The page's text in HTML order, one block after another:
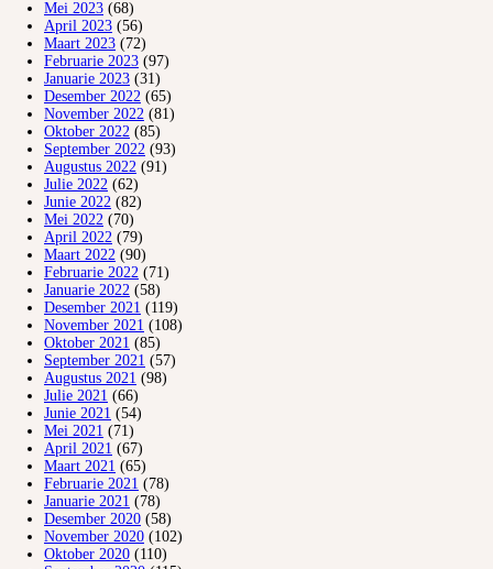
Mei 2023 (68)
April 2023 (56)
Maart 2023 (72)
Februarie 2023 (97)
Januarie 2023 (31)
Desember 2022 (65)
November 2022 (81)
Oktober 2022 (85)
September 2022 (93)
Augustus 2022 (91)
Julie 2022 (62)
Junie 2022 (82)
Mei 2022 (70)
April 2022 (79)
Maart 2022 (90)
Februarie 2022 (71)
Januarie 2022 (58)
Desember 2021 (119)
November 2021 (108)
Oktober 2021 (85)
September 2021 (57)
Augustus 2021 (98)
Julie 2021 (66)
Junie 2021 (54)
Mei 2021 (71)
April 2021 (67)
Maart 2021 (65)
Februarie 2021 (78)
Januarie 2021 (78)
Desember 2020 (58)
November 2020 (102)
Oktober 2020 (110)